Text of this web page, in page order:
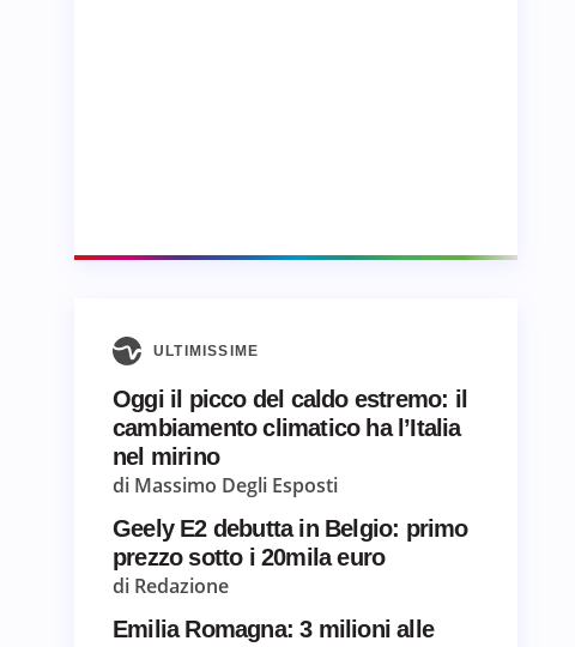
ULTIMISSIME
Oggi il picco del caldo estremo: il
cambiamento climatico ha l’Italia
nel mirino
di Massimo Degli Esposti
Geely E2 debutta in Belgio: primo
prezzo sotto i 20mila euro
di Redazione
Emilia Romagna: 3 milioni alle